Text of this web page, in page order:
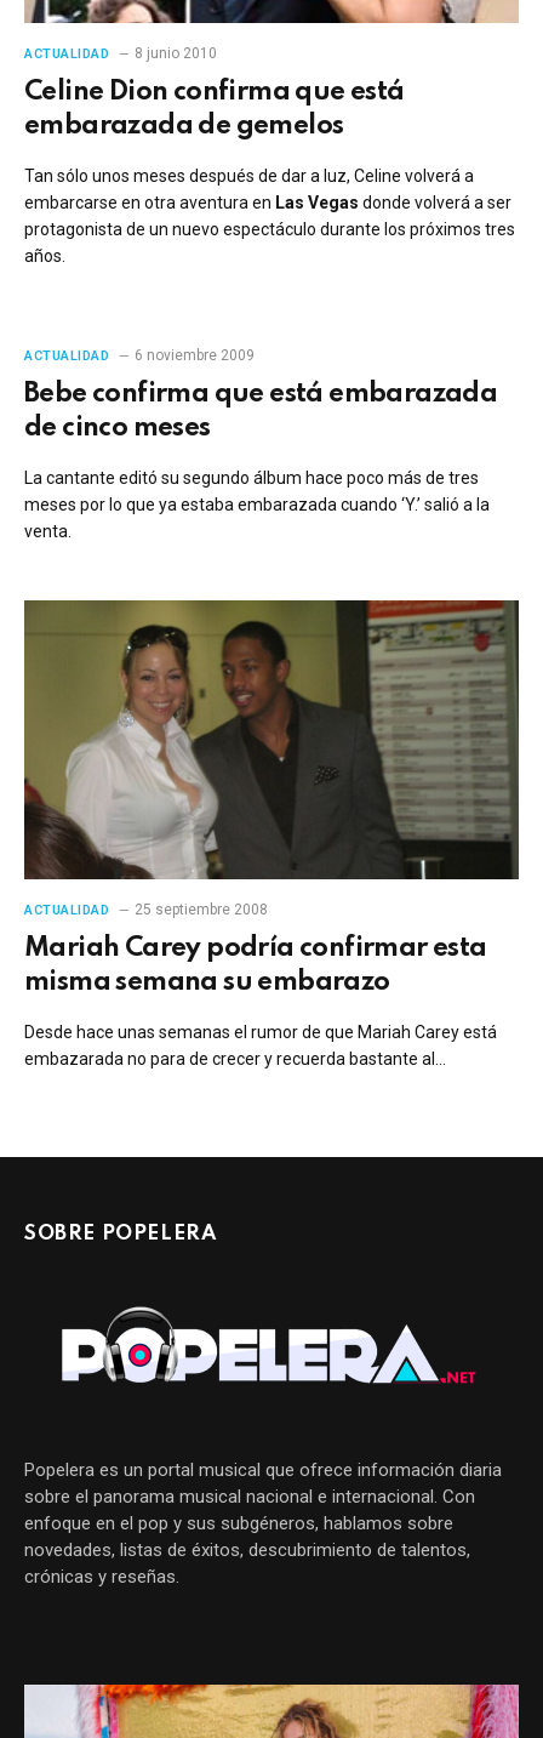
ACTUALIDAD 8 junio 2010
Celine Dion confirma que está
embarazada de gemelos
Tan sólo unos meses después de dar a luz, Celine volverá a
embarcarse en otra aventura en Las Vegas donde volverá a ser
protagonista de un nuevo espectáculo durante los próximos tres
años.
ACTUALIDAD 6 noviembre 2009
Bebe confirma que está embarazada
de cinco meses
La cantante editó su segundo álbum hace poco más de tres
meses por lo que ya estaba embarazada cuando ‘Y.’ salió a la
venta.
ACTUALIDAD 25 septiembre 2008
Mariah Carey podría confirmar esta
misma semana su embarazo
Desde hace unas semanas el rumor de que Mariah Carey está
embazarada no para de crecer y recuerda bastante al…
SOBRE POPELERA
Popelera es un portal musical que ofrece información diaria
sobre el panorama musical nacional e internacional. Con
enfoque en el pop y sus subgéneros, hablamos sobre
novedades, listas de éxitos, descubrimiento de talentos,
crónicas y reseñas.